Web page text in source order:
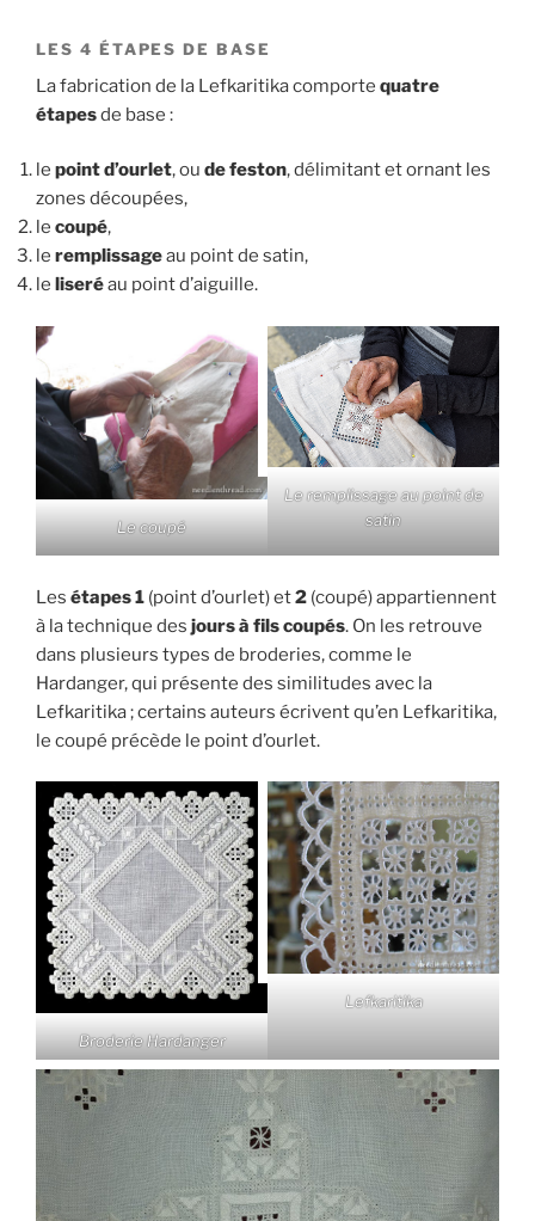
LES 4 ÉTAPES DE BASE
La fabrication de la Lefkaritika comporte quatre
étapesde base :
le point d’ourlet, ou de feston, délimitant et ornant les
zones découpées,
le coupé,
le remplissageau point de satin,
le liseréau point d’aiguille.
Le coupé
Le remplissage au point de
satin
Les étapes 1 (point d’ourlet) et2 (coupé) appartiennent
à la technique des jours à fils coupés. On les retrouve
dans plusieurs types de broderies, comme le
Hardanger, qui présente des similitudes avec la
Lefkaritika ; certains auteurs écrivent qu’en Lefkaritika,
le coupé précède le point d’ourlet.
Broderie Hardanger
Lefkaritika